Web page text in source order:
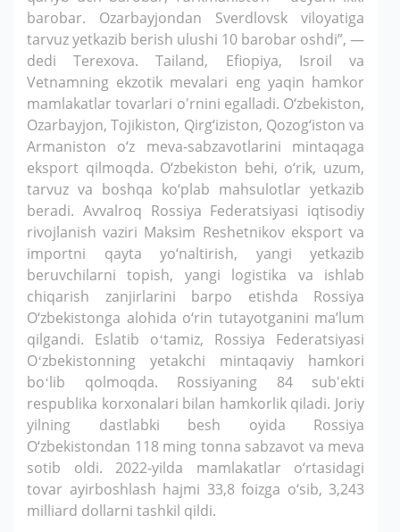
barobar. Ozarbayjondan Sverdlovsk viloyatiga
tarvuz yetkazib berish ulushi 10 barobar oshdi”, —
dedi Terexova. Tailand, Efiopiya, Isroil va
Vetnamning ekzotik mevalari eng yaqin hamkor
mamlakatlar tovarlari o'rnini egalladi. O‘zbekiston,
Ozarbayjon, Tojikiston, Qirg‘iziston, Qozog‘iston va
Armaniston o‘z meva-sabzavotlarini mintaqaga
eksport qilmoqda. O‘zbekiston behi, o‘rik, uzum,
tarvuz va boshqa ko‘plab mahsulotlar yetkazib
beradi. Avvalroq Rossiya Federatsiyasi iqtisodiy
rivojlanish vaziri Maksim Reshetnikov eksport va
importni qayta yo‘naltirish, yangi yetkazib
beruvchilarni topish, yangi logistika va ishlab
chiqarish zanjirlarini barpo etishda Rossiya
O‘zbekistonga alohida o‘rin tutayotganini ma’lum
qilgandi. Eslatib oʻtamiz, Rossiya Federatsiyasi
Oʻzbekistonning yetakchi mintaqaviy hamkori
boʻlib qolmoqda. Rossiyaning 84 sub'ekti
respublika korxonalari bilan hamkorlik qiladi. Joriy
yilning dastlabki besh oyida Rossiya
O‘zbekistondan 118 ming tonna sabzavot va meva
sotib oldi. 2022-yilda mamlakatlar o‘rtasidagi
tovar ayirboshlash hajmi 33,8 foizga o‘sib, 3,243
milliard dollarni tashkil qildi.